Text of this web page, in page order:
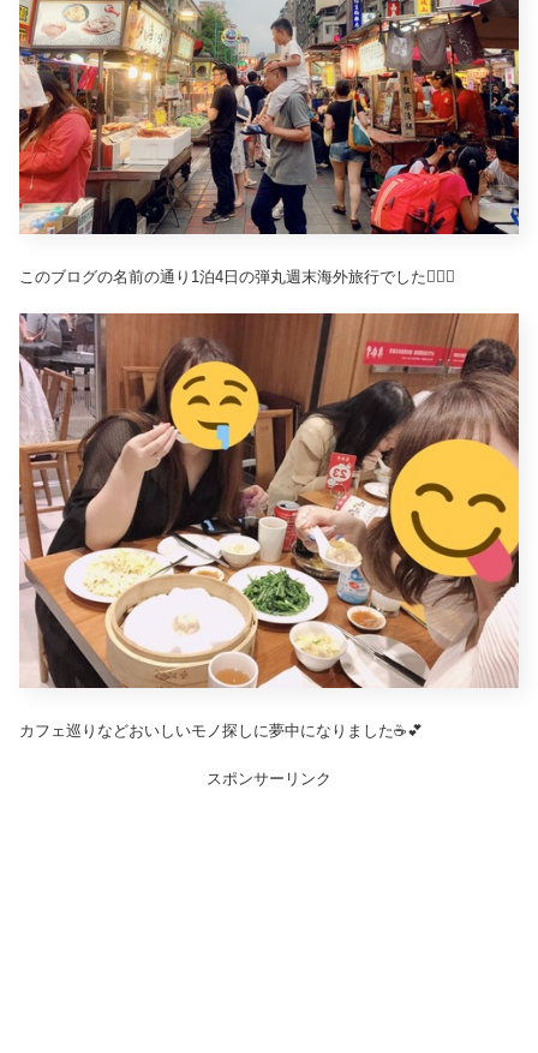
このブログの名前の通り1泊4日の弾丸週末海外旅行でした🏃‍♀️✨
カフェ巡りなどおいしいモノ探しに夢中になりました☕️💕
スポンサーリンク